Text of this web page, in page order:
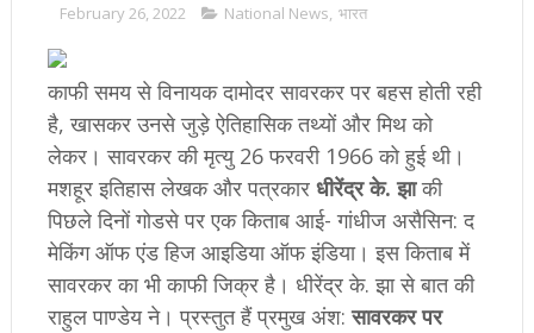
February 26, 2022 National News, भारत
काफी समय से विनायक दामोदर सावरकर पर बहस होती रही
है, खासकर उनसे जुड़े ऐतिहासिक तथ्यों और मिथ को
लेकर। सावरकर की मृत्यु 26 फरवरी 1966 को हुई थी।
मशहूर इतिहास लेखक और पत्रकार धीरेंद्र के. झाकी
पिछले दिनों गोडसे पर एक किताब आई- गांधीज असैसिन: द
मेकिंग ऑफ एंड हिज आइडिया ऑफ इंडिया। इस किताब में
सावरकर का भी काफी जिक्र है। धीरेंद्र के. झा से बात की
राहुल पाण्डेय ने। प्रस्तुत हैं प्रमुख अंश:सावरकर पर